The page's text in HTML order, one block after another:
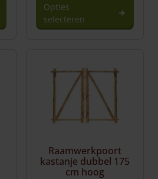
Opties
selecteren
Raamwerkpoort
kastanje dubbel 175
cm hoog